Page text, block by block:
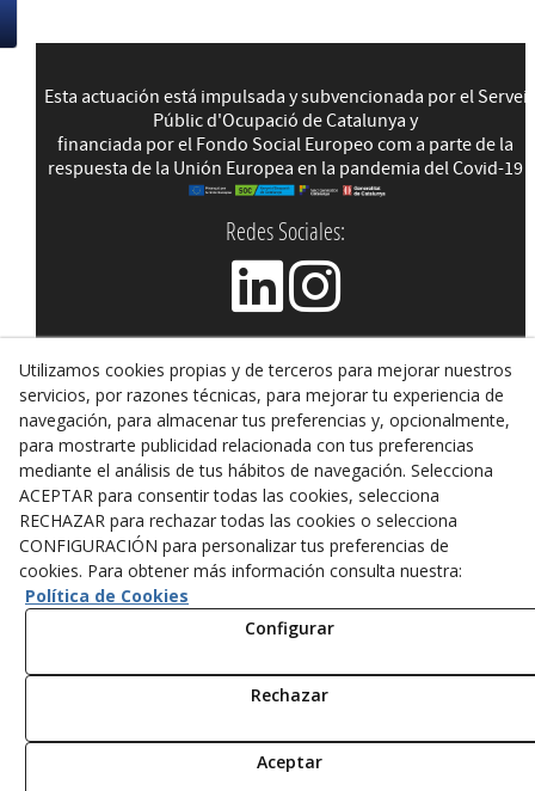
Esta actuación está impulsada y subvencionada por el Servei
Públic d'Ocupació de Catalunya y
financiada por el Fondo Social Europeo com a parte de la
respuesta de la Unión Europea en la pandemia del Covid-19
Redes Sociales:
© 08/2026 AD Masanés - Todos los derechos reservados.
Política de Privacidad
Utilizamos cookies propias y de terceros para mejorar nuestros
servicios, por razones técnicas, para mejorar tu experiencia de
navegación, para almacenar tus preferencias y, opcionalmente,
para mostrarte publicidad relacionada con tus preferencias
mediante el análisis de tus hábitos de navegación. Selecciona
ACEPTAR para consentir todas las cookies, selecciona
RECHAZAR para rechazar todas las cookies o selecciona
CONFIGURACIÓN para personalizar tus preferencias de
cookies. Para obtener más información consulta nuestra:
Política de Cookies
Configurar
Rechazar
Aceptar